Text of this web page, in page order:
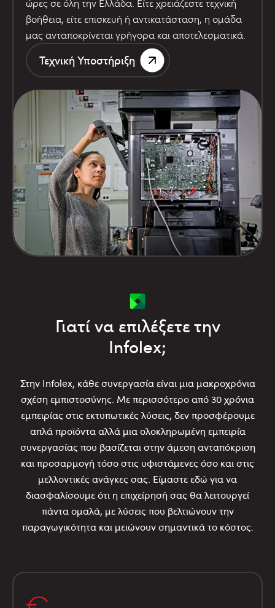
ώρες σε όλη την Ελλάδα. Είτε χρειάζεστε τεχνική
βοήθεια, είτε επισκευή ή αντικατάσταση, η ομάδα
μας ανταποκρίνεται γρήγορα και αποτελεσματικά.
Τεχνική Υποστήριξη
Γιατί να επιλέξετε την
Infolex;
Στην Infolex, κάθε συνεργασία είναι μια μακροχρόνια
σχέση εμπιστοσύνης. Με περισσότερο από 30 χρόνια
εμπειρίας στις εκτυπωτικές λύσεις, δεν προσφέρουμε
απλά προϊόντα αλλά μια ολοκληρωμένη εμπειρία
συνεργασίας που βασίζεται στην άμεση ανταπόκριση
και προσαρμογή τόσο στις υφιστάμενες όσο και στις
μελλοντικές ανάγκες σας. Είμαστε εδώ για να
διασφαλίσουμε ότι η επιχείρησή σας θα λειτουργεί
πάντα ομαλά, με λύσεις που βελτιώνουν την
παραγωγικότητα και μειώνουν σημαντικά το κόστος.